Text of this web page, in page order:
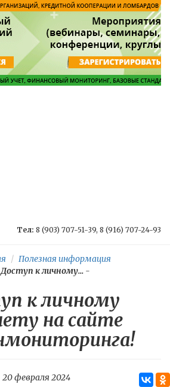
Тел: 8 (903) 707-51-39, 8 (916) 707-24-93
Полезная информация
Доступ к личному...-
к личному
на сайте
20 февраля 2024